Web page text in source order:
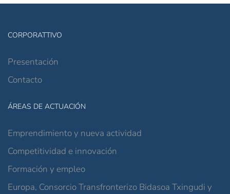
CORPORATTIVO
Presentación
Contacto
ÁREAS DE ACTUACIÓN
Emprendimiento y nueva actividad
Competitividad e innovación
Formación y empleo
Europa, Consorcio Transfronterizo Bidasoa Txingudi y